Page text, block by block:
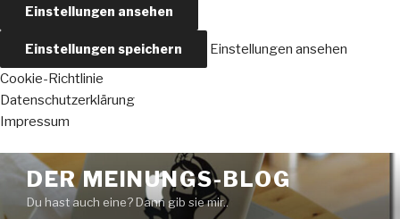
Einstellungen ansehen
Einstellungen speichern
Einstellungen ansehen
Cookie-Richtlinie
Datenschutzerklärung
Impressum
Zum
Inhalt
springen
DER MEINUNGS-BLOG
Du hast auch eine? Dann gib sie mir..